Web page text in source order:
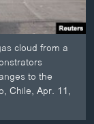
cloud from a
to the
Chile, Apr. 11,